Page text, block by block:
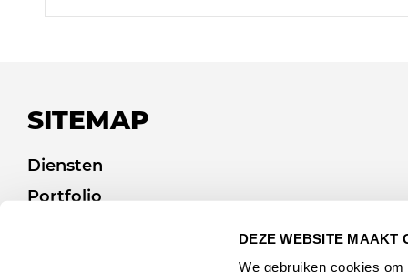
DEZE WEBSITE MAAKT
We gebruiken cookies
SITEMAP
Diensten
Portfolio